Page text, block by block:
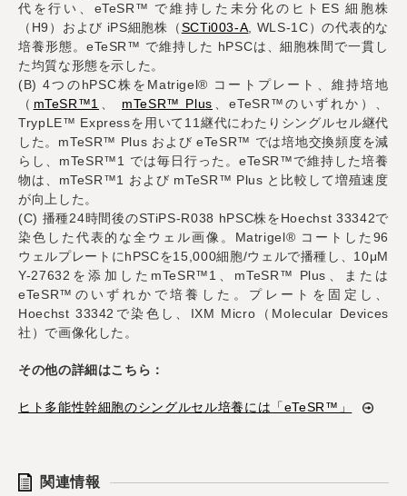
代を行い、eTeSR™ で維持した未分化のヒトES 細胞株
（H9）および iPS細胞株（SCTi003-A , WLS-1C）の代表的な
培養形態。eTeSR™ で維持した hPSCは、細胞株間で一貫し
た均質な形態を示した。
(B) 4つのhPSC株をMatrigel® コートプレート、維持培地
（ mTeSR™1 mTeSR™ Plus 、eTeSR™のいずれか）、
TrypLE™ Expressを用いて11継代にわたりシングルセル継代
した。mTeSR™ Plus および eTeSR™ では培地交換頻度を減
らし、mTeSR™1 では毎日行った。eTeSR™で維持した培養
物は、mTeSR™1 および mTeSR™ Plus と比較して増殖速度
が向上した。
(C) 播種24時間後のSTiPS-R038 hPSC株をHoechst 33342で
染色した代表的な全ウェル画像。Matrigel® コートした96
ウェルプレートにhPSCを15,000細胞/ウェルで播種し、10μM
Y-27632を添加したmTeSR™1、mTeSR™ Plus、または
eTeSR™のいずれかで培養した。プレートを固定し、
Hoechst 33342で染色し、IXM Micro（Molecular Devices
社）で画像化した。
その他の詳細はこちら：
ヒト多能性幹細胞のシングルセル培養には「eTeSR™」
関連情報